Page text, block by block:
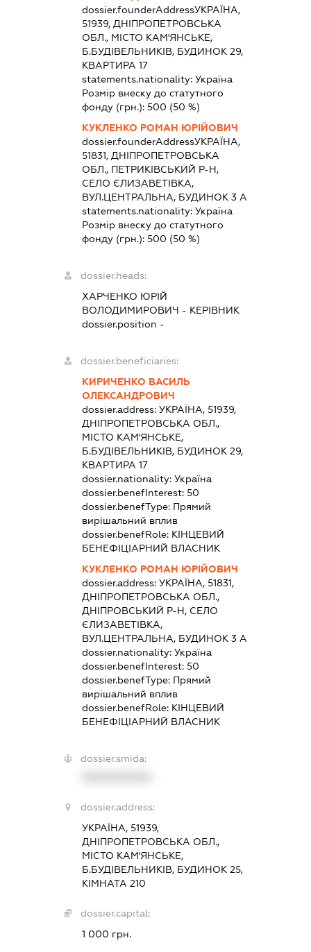
dossier.founderAddressУКРАЇНА,
51939, ДНІПРОПЕТРОВСЬКА
ОБЛ., МІСТО КАМ'ЯНСЬКЕ,
Б.БУДІВЕЛЬНИКІВ, БУДИНОК 29,
КВАРТИРА 17
statements.nationality:Україна
Розмір внеску до статутного
фонду (грн.):500 (50 %)
КУКЛЕНКО РОМАН ЮРІЙОВИЧ
dossier.founderAddressУКРАЇНА,
51831, ДНІПРОПЕТРОВСЬКА
ОБЛ., ПЕТРИКІВСЬКИЙ Р-Н,
СЕЛО ЄЛИЗАВЕТІВКА,
ВУЛ.ЦЕНТРАЛЬНА, БУДИНОК 3 А
statements.nationality:Україна
Розмір внеску до статутного
фонду (грн.):500 (50 %)
dossier.heads:
ХАРЧЕНКО ЮРІЙ
ВОЛОДИМИРОВИЧ - КЕРІВНИК
dossier.position -
dossier.beneficiaries:
КИРИЧЕНКО ВАСИЛЬ
ОЛЕКСАНДРОВИЧ
dossier.address:УКРАЇНА, 51939,
ДНІПРОПЕТРОВСЬКА ОБЛ.,
МІСТО КАМ'ЯНСЬКЕ,
Б.БУДІВЕЛЬНИКІВ, БУДИНОК 29,
КВАРТИРА 17
dossier.nationality:Україна
dossier.benefInterest:50
dossier.benefType: Прямий
вирішальний вплив
dossier.benefRole: КІНЦЕВИЙ
БЕНЕФІЦІАРНИЙ ВЛАСНИК
КУКЛЕНКО РОМАН ЮРІЙОВИЧ
dossier.address:УКРАЇНА, 51831,
ДНІПРОПЕТРОВСЬКА ОБЛ.,
ДНІПРОВСЬКИЙ Р-Н, СЕЛО
ЄЛИЗАВЕТІВКА,
ВУЛ.ЦЕНТРАЛЬНА, БУДИНОК 3 А
dossier.nationality:Україна
dossier.benefInterest:50
dossier.benefType: Прямий
вирішальний вплив
dossier.benefRole: КІНЦЕВИЙ
БЕНЕФІЦІАРНИЙ ВЛАСНИК
dossier.smida:
dossier.address:
УКРАЇНА, 51939,
ДНІПРОПЕТРОВСЬКА ОБЛ.,
МІСТО КАМ'ЯНСЬКЕ,
Б.БУДІВЕЛЬНИКІВ, БУДИНОК 25,
КІМНАТА 210
dossier.capital:
1 000 грн.